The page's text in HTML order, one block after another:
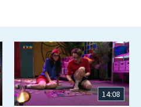
14:08